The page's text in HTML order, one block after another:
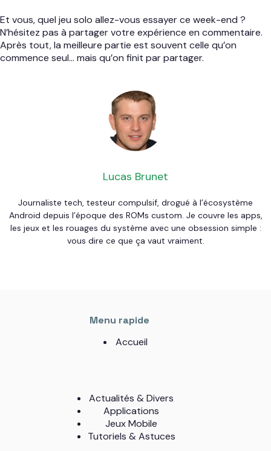
Et vous, quel jeu solo allez-vous essayer ce week-end ?
N’hésitez pas à partager votre expérience en commentaire.
Après tout, la meilleure partie est souvent celle qu’on
commence seul… mais qu’on finit par partager.
Lucas Brunet
Journaliste tech, testeur compulsif, drogué à l’écosystème
Android depuis l’époque des ROMs custom. Je couvre les apps,
les jeux et les rouages du système avec une obsession simple :
vous dire ce que ça vaut vraiment.
Menu rapide
Accueil
Actualités & Divers
Applications
Jeux Mobile
Tutoriels & Astuces